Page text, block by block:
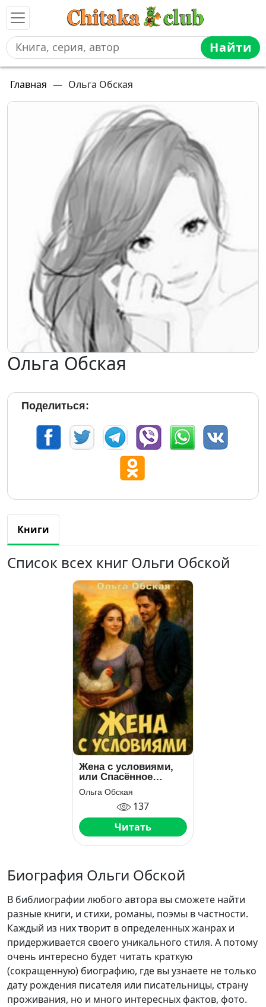
Найти
Главная — Ольга Обская
Ольга Обская
Поделиться:
Книги
Список всех книг Ольги Обской
Жена с условиями,
или Спасённое
свадебное платье
Ольга Обская
137
Читать
Биография Ольги Обской
В библиографии любого автора вы сможете найти
разные книги, и стихи, романы, поэмы в частности.
Каждый из них творит в определенных жанрах и
придерживается своего уникального стиля. А потому
очень интересно будет читать краткую
(сокращенную) биографию, где вы узнаете не только
дату рождения писателя или писательницы, страну
проживания, но и много интересных фактов, фото.